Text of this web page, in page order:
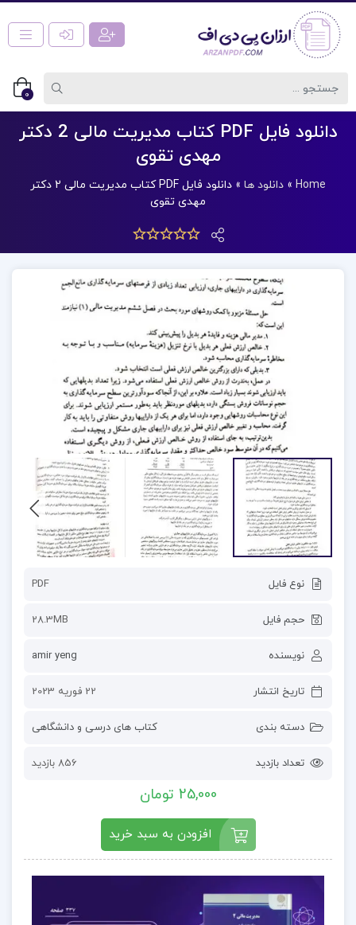
0
دانلود فایل PDF کتاب مدیریت مالی 2 دکتر
مهدی تقوی
Home
» دانلود ها »
دانلود فایل PDF کتاب مدیریت مالی 2 دکتر
مهدی تقوی
نوع فایل PDF
حجم فایل 28.3MB
نویسنده amir yeng
تاریخ انتشار 22 فوریه 2023
دسته بندی کتاب های درسی و دانشگاهی
تعداد بازدید 856 بازدید
25,000 تومان
افزودن به سبد خرید